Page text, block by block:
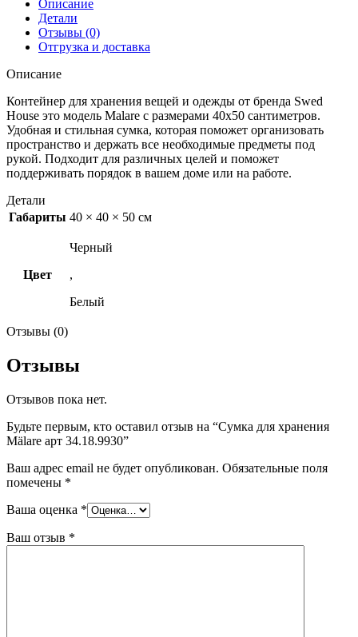
Описание
Детали
Отзывы (0)
Отгрузка и доставка
Описание
Контейнер для хранения вещей и одежды от бренда Swed
House это модель Malare с размерами 40х50 сантиметров.
Удобная и стильная сумка, которая поможет организовать
пространство и держать все необходимые предметы под
рукой. Подходит для различных целей и поможет
поддерживать порядок в вашем доме или на работе.
Детали
Габариты 40 × 40 × 50 см
Цвет
Черный
,
Белый
Отзывы (0)
Отзывы
Отзывов пока нет.
Будьте первым, кто оставил отзыв на “Сумка для хранения
Mälare арт 34.18.9930”
Ваш адрес email не будет опубликован. Обязательные поля
помечены *
Ваша оценка *
Ваш отзыв *